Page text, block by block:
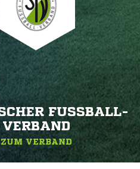
FUSSBALL-V
ERBAND
ZUM VERBAND